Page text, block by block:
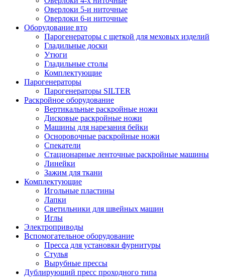
Оверлоки 5-и ниточные
Оверлоки 6-и ниточные
Оборудование вто
Парогенераторы с щеткой для меховых изделий
Гладильные доски
Утюги
Гладильные столы
Комплектующие
Парогенераторы
Парогенераторы SILTER
Раскройное оборудование
Вертикальные раскройные ножи
Дисковые раскройные ножи
Машины для нарезания бейки
Осноровочные раскройные ножи
Спекатели
Стационарные ленточные раскройные машины
Линейки
Зажим для ткани
Комплектующие
Игольные пластины
Лапки
Светильники для швейных машин
Иглы
Электроприводы
Вспомогательное оборудование
Пресса для установки фурнитуры
Стулья
Вырубные прессы
Дублирующий пресс проходного типа